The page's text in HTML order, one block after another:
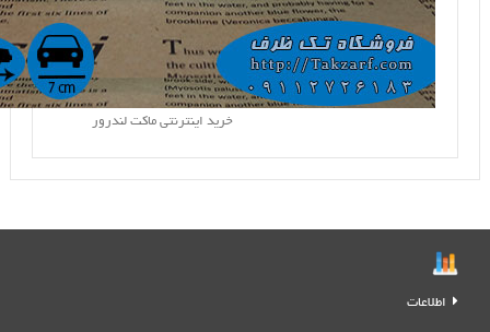
خرید اینترنتی ماکت لندرور
اطلاعات